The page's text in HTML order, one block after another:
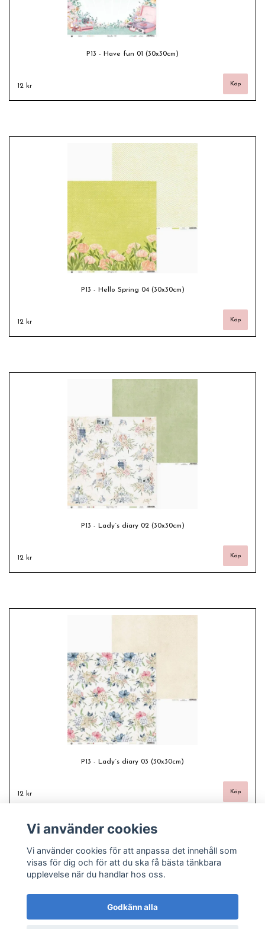
P13 - Have fun 01 (30x30cm)
12 kr
P13 - Hello Spring 04 (30x30cm)
12 kr
P13 - Lady´s diary 02 (30x30cm)
12 kr
P13 - Lady´s diary 03 (30x30cm)
12 kr
Vi använder cookies
Vi använder cookies för att anpassa det innehåll som
visas för dig och för att du ska få bästa tänkbara
upplevelse när du handlar hos oss.
Godkänn alla